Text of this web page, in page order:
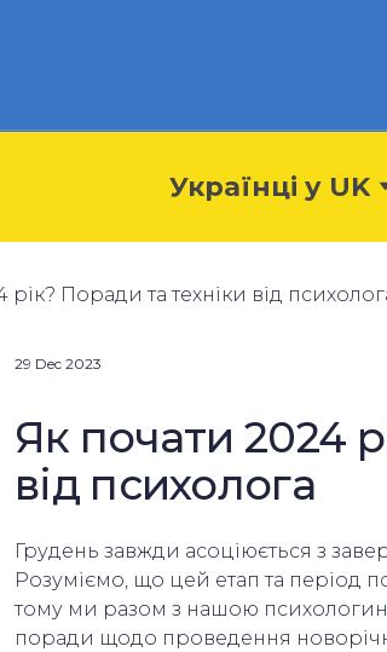
Українці у UK
29 Dec 2023
Як почати 2024
від психолога
Грудень завжди асоціюється з
Розуміємо, що цей етап та період
тому ми разом з нашою
поради щодо проведення